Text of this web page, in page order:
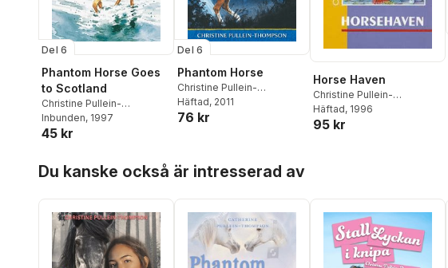
Del 6
Phantom Horse Goes
to Scotland
Christine Pullein-
Thompson
Inbunden, 1997
45 kr
Del 6
Phantom Horse
Christine Pullein-
Thompson
Häftad, 2011
76 kr
Horse Haven
Christine Pullein-
Thompson
Häftad, 1996
95 kr
Du kanske också är intresserad av